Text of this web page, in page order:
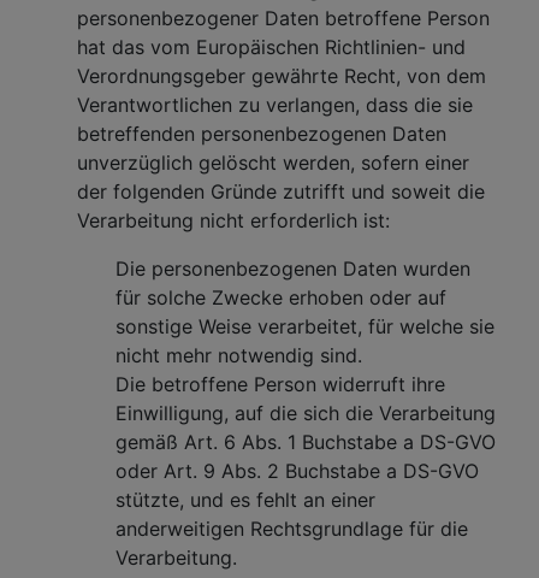
personenbezogener Daten betroffene Person
hat das vom Europäischen Richtlinien- und
Verordnungsgeber gewährte Recht, von dem
Verantwortlichen zu verlangen, dass die sie
betreffenden personenbezogenen Daten
unverzüglich gelöscht werden, sofern einer
der folgenden Gründe zutrifft und soweit die
Verarbeitung nicht erforderlich ist:
Die personenbezogenen Daten wurden
für solche Zwecke erhoben oder auf
sonstige Weise verarbeitet, für welche sie
nicht mehr notwendig sind.
Die betroffene Person widerruft ihre
Einwilligung, auf die sich die Verarbeitung
gemäß Art. 6 Abs. 1 Buchstabe a DS-GVO
oder Art. 9 Abs. 2 Buchstabe a DS-GVO
stützte, und es fehlt an einer
anderweitigen Rechtsgrundlage für die
Verarbeitung.